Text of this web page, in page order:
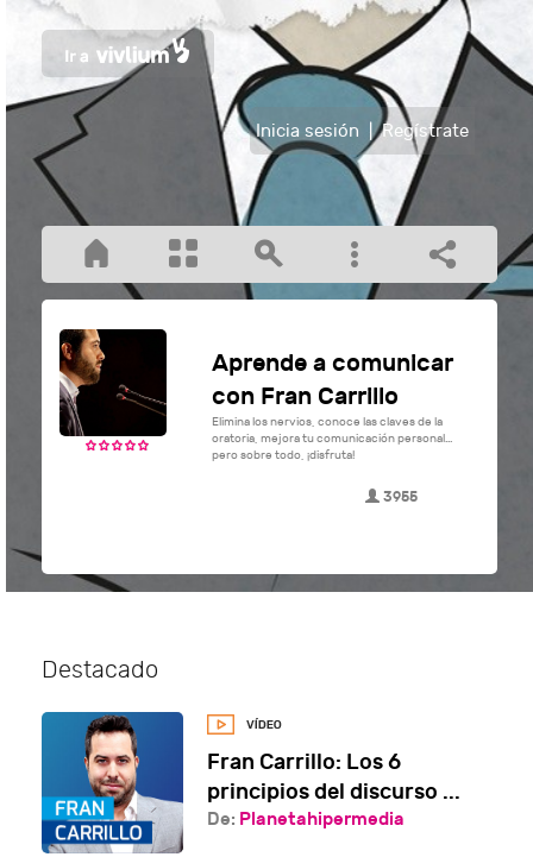
Inicia sesión Regístrate
Aprende a comunicar
con Fran Carrillo
Elimina los nervios, conoce las claves de la
oratoria, mejora tu comunicación personal...
pero sobre todo, ¡disfruta!
3955
Destacado
Fran Carrillo: Los 6
principios del discurso ...
De: Planetahipermedia